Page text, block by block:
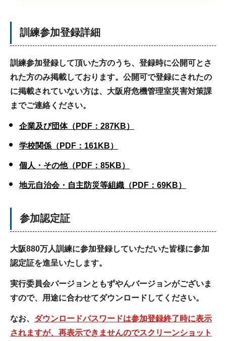
訓練参加登録詳細
訓練参加登録して頂いた方のうち、登録時に公開可とさ
れた方のみ掲載しております。公開可で登録にされたの
に掲載されていない方は、大阪府危機管理室災害対策課
までご連絡ください。
企業及び団体（PDF：287KB）
学校関係（PDF：161KB）
個人・その他（PDF：85KB）
地元自治会・自主防災等組織（PDF：69KB）
参加認定証
大阪880万人訓練に参加登録していただいた皆様に参加
認定証を進呈いたします。
実行委員会バージョンともずやんバージョンがございま
すので、用途に合わせてダウンロードしてください。
なお、 ダウンロードパスワードは参加登録終了時に表示
されますが、再表示できませんのでスクリーンショット